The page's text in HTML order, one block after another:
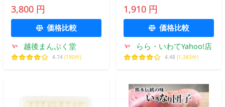
中元 御中元 ギフト 2026
3,800 円
価格比較
越後まんぷく堂
4.74 (190件)
1,910 円
価格比較
らら・いわてYahoo!店
4.48 (1,383件)